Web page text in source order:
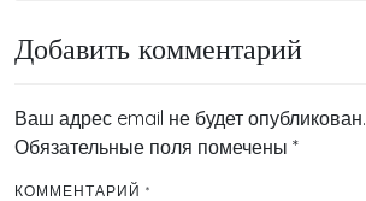
Добавить комментарий
Ваш адрес email не будет опубликован.
Обязательные поля помечены *
КОММЕНТАРИЙ *